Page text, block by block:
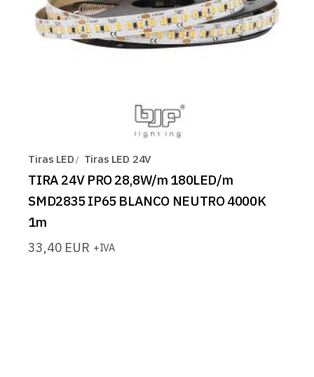
Tiras LED Tiras LED 24V
TIRA 24V PRO 28,8W/m 180LED/m
SMD2835 IP65 BLANCO NEUTRO 4000K
1m
33,40 EUR +IVA